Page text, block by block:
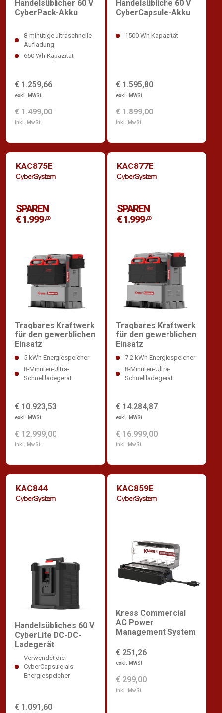
Handelsüblicher 60 V
CyberPack-Akku
8-minütige ultraschnelle
Aufladung
660 Wh Kapazität
€ 1.259,66
exkl. MWSt
€ 1.499,00
inkl. MwSt
Handelsübliche 60 V
CyberCapsule-Akku
1500 Wh Kapazität
€ 1.595,80
exkl. MWSt
€ 1.899,00
inkl. MwSt
KAC875E
SPAREN
€ 1.999 ,00
Tragbares Kraftwerk
für den gewerblichen
Einsatz
5 kWh Energiespeicher
8-Minuten-Ultra-
Schnellladegerät
€ 10.923,53
exkl. MWSt
€ 12.999,00
inkl. MwSt
KAC877E
SPAREN
€ 1.999 ,00
Tragbares Kraftwerk
für den gewerblichen
Einsatz
7.2 kWh Energiespeicher
8-Minuten-Ultra-
Schnellladegerät
€ 14.284,87
exkl. MWSt
€ 16.999,00
inkl. MwSt
KAC844
Handelsübliches 60 V
CyberLite DC-DC-
Ladegerät
Verwendet die
CyberCapsule als
Energiespeicher
€ 1.091,60
KAC859E
Kress Commercial
AC Power
Management System
€ 251,26
exkl. MWSt
€ 299,00
inkl. MwSt